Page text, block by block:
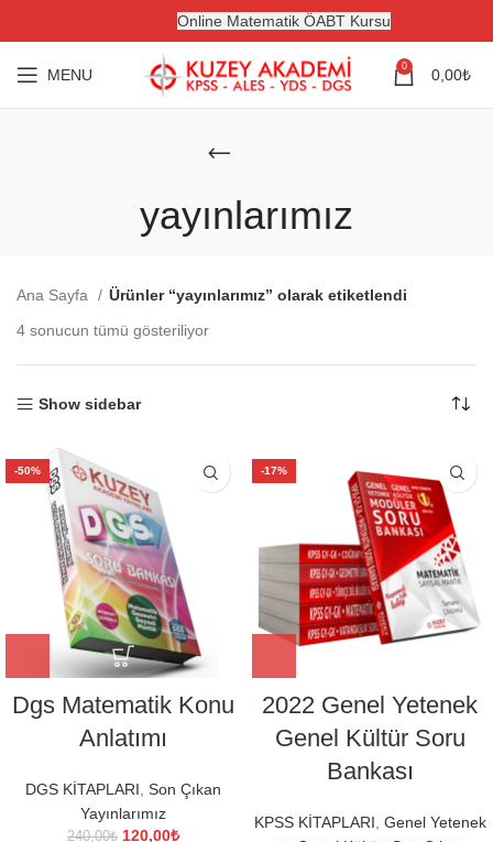
Online Matematik ÖABT Kursu
MENU 0 0,00₺
yayınlarımız
Ana Sayfa
Ürünler “yayınlarımız” olarak etiketlendi
4 sonucun tümü gösteriliyor
Show sidebar
-50%
Dgs Matematik Konu
Anlatımı
DGS KİTAPLARI Son Çıkan
Yayınlarımız
240,00₺ Orijinal
120,00₺Şu
-17%
2022 Genel Yetenek
Genel Kültür Soru
Bankası
KPSS KİTAPLARI Genel Yetenek